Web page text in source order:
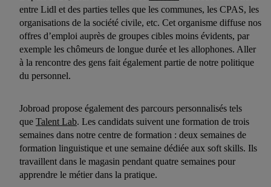
entre Lidl et des parties telles que les communes, les CPAS, les
organisations de la société civile, etc. Cet organisme diffuse nos
offres d’emploi auprès de groupes cibles moins évidents, par
exemple les chômeurs de longue durée et les allophones. Aller
à la rencontre des gens fait également partie de notre politique
du personnel.
Jobroad propose également des parcours personnalisés tels
que Talent Lab. Les candidats suivent une formation de trois
semaines dans notre centre de formation : deux semaines de
formation linguistique et une semaine dédiée aux soft skills. Ils
travaillent dans le magasin pendant quatre semaines pour
apprendre le métier dans la pratique.
c’est-à-dire des publicités pour des produits pour lesquels vous
avez montré de l’intérêt (par exemple en plaçant le produit
dans un panier d’un webshop mais sans procéder à l’achat)
peuvent également être affichées sur plusieurs apppareils et
plusieurs services de Lidl si plusieurs terminaux ou plusieurs
services de Lidl peuvent vous être attribués en utilisant votre
identifiants/identifiants dont dispose Criteo S.A.
Sous « Personnaliser », vous pouvez autoriser des finalités
individuelles et trouver de plus amples informations sur le
traitement des données.
En cliquant sur « Refuser », vous pouvez autoriser
uniquement l’utilisation des technologies nécessaires. En